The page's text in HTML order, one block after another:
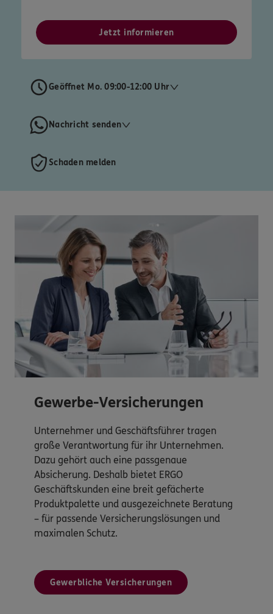
Jetzt informieren
Geöffnet Mo. 09:00-12:00 Uhr
Nachricht senden
Schaden melden
Gewerbe-Versicherungen
Unternehmer und Geschäftsführer tragen
große Verantwortung für ihr Unternehmen.
Dazu gehört auch eine passgenaue
Absicherung. Deshalb bietet ERGO
Geschäftskunden eine breit gefächerte
Produktpalette und ausgezeichnete Beratung
– für passende Versicherungslösungen und
maximalen Schutz.
Gewerbliche Versicherungen